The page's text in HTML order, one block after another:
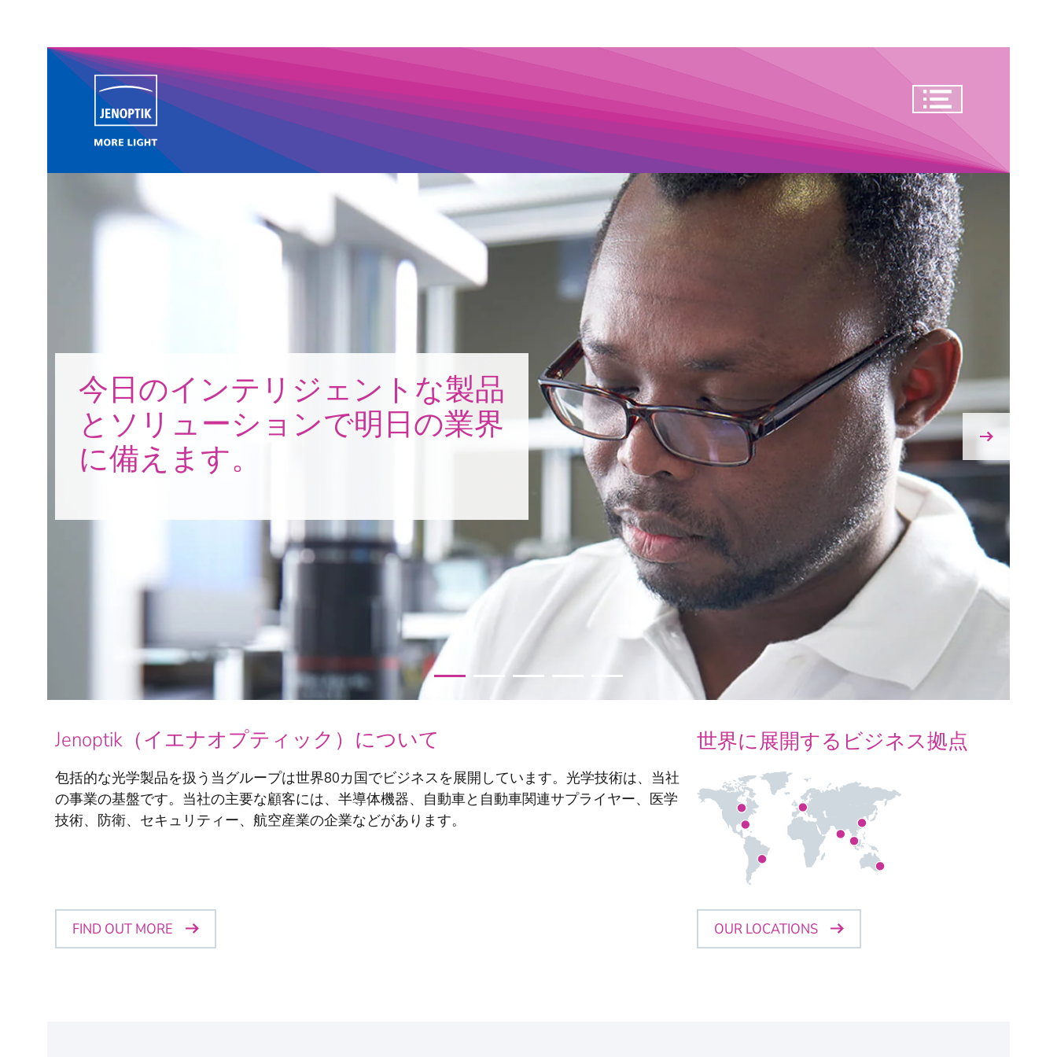
今日のインテリジェントな製品
とソリューションで明日の業界
に備えます。
Jenoptik（イエナオプティック）について
包括的な光学製品を扱う当グループは世界80カ国でビジネスを展開しています。光学技術は、当社
の事業の基盤です。当社の主要な顧客には、半導体機器、自動車と自動車関連サプライヤー、医学
技術、防衛、セキュリティー、航空産業の企業などがあります。
FIND OUT MORE
世界に展開するビジネス拠点
OUR LOCATIONS